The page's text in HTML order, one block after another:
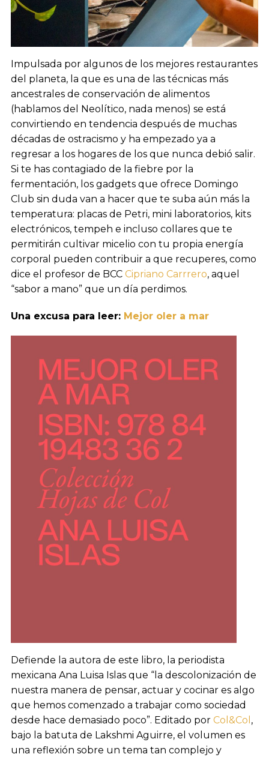
Impulsada por algunos de los mejores restaurantes
del planeta, la que es una de las técnicas más
ancestrales de conservación de alimentos
(hablamos del Neolítico, nada menos) se está
convirtiendo en tendencia después de muchas
décadas de ostracismo y ha empezado ya a
regresar a los hogares de los que nunca debió salir.
Si te has contagiado de la fiebre por la
fermentación, los gadgets que ofrece Domingo
Club sin duda van a hacer que te suba aún más la
temperatura: placas de Petri, mini laboratorios, kits
electrónicos, tempeh e incluso collares que te
permitirán cultivar micelio con tu propia energía
corporal pueden contribuir a que recuperes, como
dice el profesor de BCC Cipriano Carrrero, aquel
“sabor a mano” que un día perdimos.
Una excusa para leer: Mejor oler a mar
Defiende la autora de este libro, la periodista
mexicana Ana Luisa Islas que “la descolonización de
nuestra manera de pensar, actuar y cocinar es algo
que hemos comenzado a trabajar como sociedad
desde hace demasiado poco”. Editado por Col&Col ,
bajo la batuta de Lakshmi Aguirre, el volumen es
una reflexión sobre un tema tan complejo y